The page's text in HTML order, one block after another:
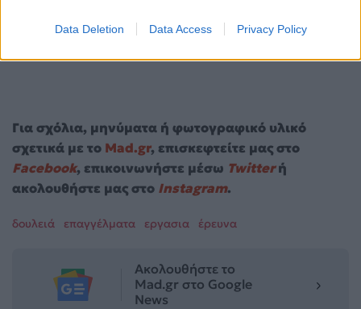
Data Deletion Data Access Privacy Policy
Για σχόλια, μηνύματα ή φωτογραφικό υλικό
σχετικά με το Mad.gr, επισκεφτείτε μας στο
Facebook, επικοινωνήστε μέσω Twitterή
ακολουθήστε μας στο Instagram.
δουλειά επαγγέλματα εργασια έρευνα
Ακολουθήστε το
Mad.gr στο Google
News